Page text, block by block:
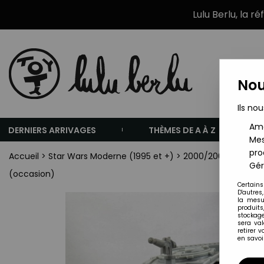
Lulu Berlu, la
DERNIERS ARRIVAGES THÈMES DE A À Z
Accueil > Star Wars Moderne (1995 et +) > 2000/2002 - Star
(occasion)
Ils
la
sera
retirer
en